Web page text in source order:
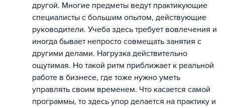
другой. Многие предметы ведут практикующие
специалисты с большим опытом, действующие
руководители. Учеба здесь требует вовлечения и
иногда бывает непросто совмещать занятия с
другими делами. Нагрузка действительно
ощутимая. Но такой ритм приближает к реальной
работе в бизнесе, где тоже нужно уметь
управлять своим временем. Что касается самой
программы, то здесь упор делается на практику и